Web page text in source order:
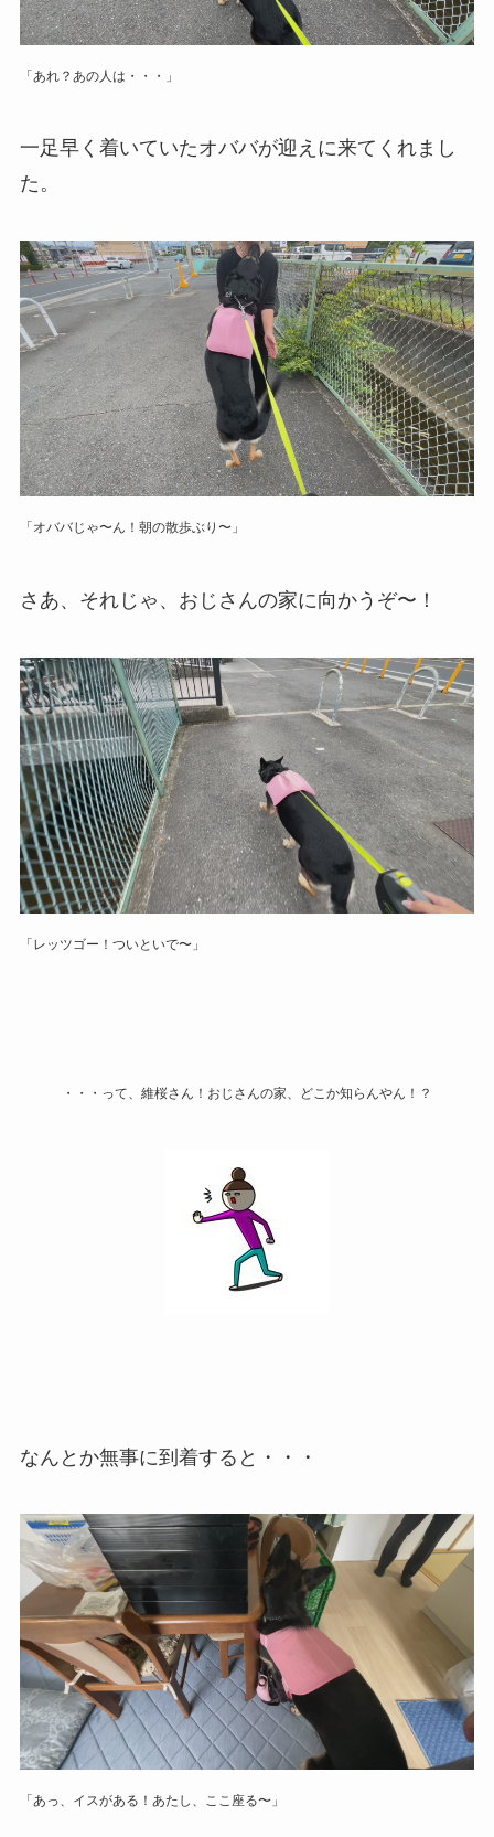
「あれ？あの人は・・・」
一足早く着いていたオババが迎えに来てくれまし
た。
「オババじゃ〜ん！朝の散歩ぶり〜」
さあ、それじゃ、おじさんの家に向かうぞ〜！
「レッツゴー！ついといで〜」
・・・って、維桜さん！おじさんの家、どこか知らんやん！？
なんとか無事に到着すると・・・
「あっ、イスがある！あたし、ここ座る〜」